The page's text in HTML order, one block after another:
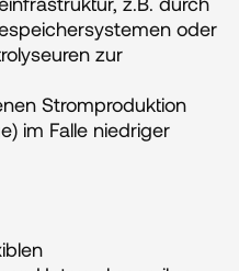
oder
zur
Stromproduktion
im Falle niedriger